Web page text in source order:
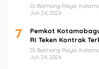
Di Bolmong Raya,
Juli 24, 2026
7
Pemkot
RI Teken Kontrak
Di Bolmong Raya,
Juli 24, 2026